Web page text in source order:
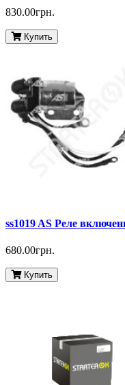
830.00грн.
Купить
ss1019 AS Реле
680.00грн.
Купить